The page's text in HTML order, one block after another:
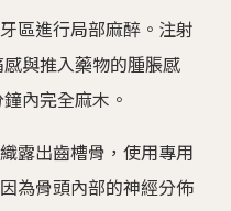
區進行局部麻醉。注射
與推入藥物的腫脹感
內完全麻木。
露出齒槽骨，使用專用
為骨頭內部的神經分佈